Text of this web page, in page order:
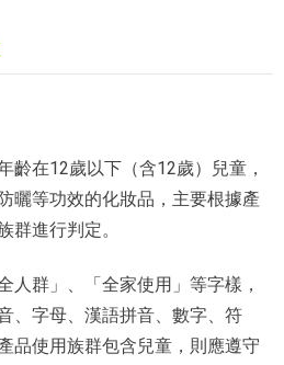
齡在12歲以下（含12歲）兒童，
曬等功效的化妝品，主要根據產
群進行判定。
人群」、「全家使用」等字樣，
、字母、漢語拼音、數字、符
品使用族群包含兒童，則應遵守